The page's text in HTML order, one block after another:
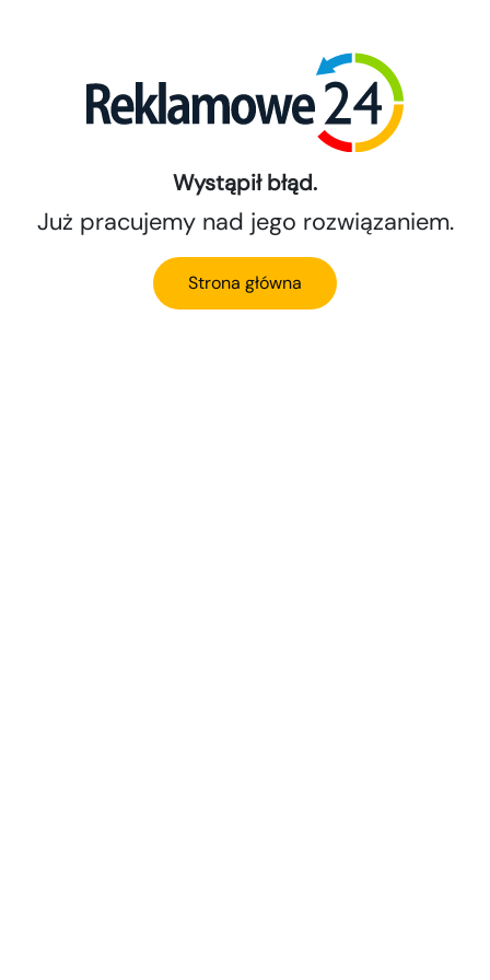
Wystąpił błąd.
Już pracujemy nad jego rozwiązaniem.
Strona główna